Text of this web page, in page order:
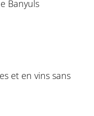
Banyuls
et en vins sans